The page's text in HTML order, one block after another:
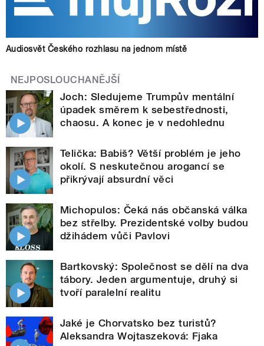
Audiosvět Českého rozhlasu na jednom místě
NEJPOSLOUCHANĚJŠÍ
Joch: Sledujeme Trumpův mentální
úpadek směrem k sebestřednosti,
chaosu. A konec je v nedohlednu
Telička: Babiš? Větší problém je jeho
okolí. S neskutečnou arogancí se
přikrývají absurdní věci
Michopulos: Čeká nás občanská válka
bez střelby. Prezidentské volby budou
džihádem vůči Pavlovi
Bartkovský: Společnost se dělí na dva
tábory. Jeden argumentuje, druhý si
tvoří paralelní realitu
Jaké je Chorvatsko bez turistů?
Aleksandra Wojtaszeková: Fjaka